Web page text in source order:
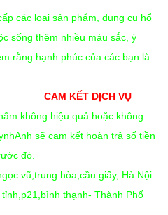
các loại sản phẩm, dụng cụ hổ
sống thêm nhiều màu sắc, ý
rằng hạnh phúc của các bạn là
CAM KẾT DỊCH VỤ
không hiệu quả hoặc không
sẽ cam kết hoàn trả số tiền
đó.
vũ,trung hòa,cầu giấy, Hà Nội
thạnh- Thành Phố